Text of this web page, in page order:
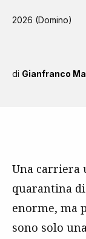
2026 (Domino)
di Gianfranco
Una carriera
quarantina
enorme, ma
sono solo